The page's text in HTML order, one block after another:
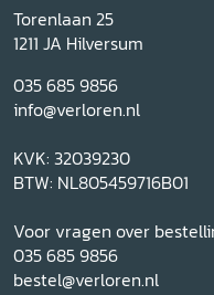
Torenlaan 25
1211 JA Hilversum
035 685 9856
info@verloren.nl
KVK: 32039230
BTW: NL805459716B01
Voor vragen over
035 685 9856
bestel@verloren.nl